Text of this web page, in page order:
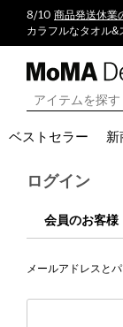
8/10 商品発送休業
カラフルなタオル&
ベストセラー 新
ログイン
会員のお客様
メールアドレスと